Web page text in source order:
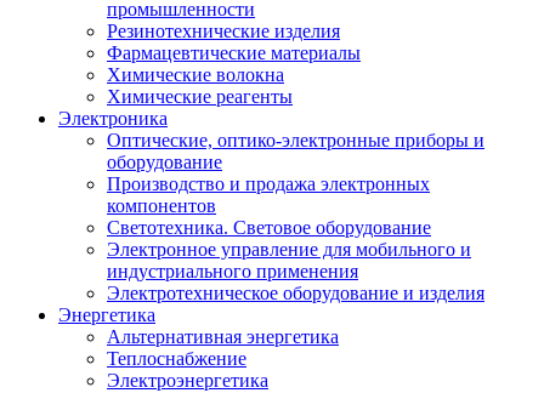
промышленности
Резинотехнические изделия
Фармацевтические материалы
Химические волокна
Химические реагенты
Электроника
Оптические, оптико-электронные приборы и
оборудование
Производство и продажа электронных
компонентов
Светотехника. Световое оборудование
Электронное управление для мобильного и
индустриального применения
Электротехническое оборудование и изделия
Энергетика
Альтернативная энергетика
Теплоснабжение
Электроэнергетика